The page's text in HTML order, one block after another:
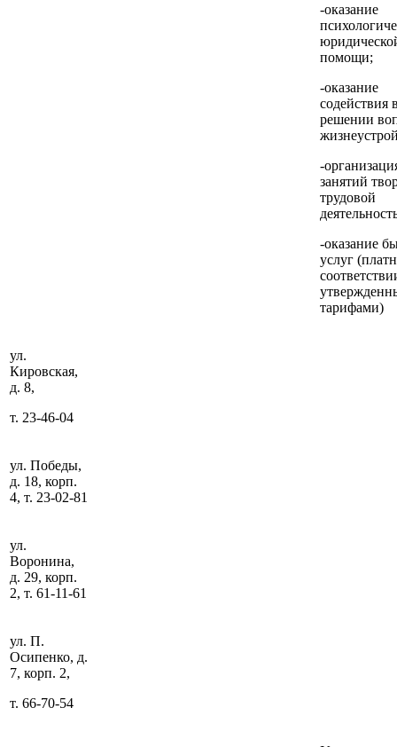
-оказание
помощи;
-оказание
содействия
решении
-
занятий
трудовой
-оказание
услуг
тарифами)
ул.
Кировская,
д. 8,
т. 23-46-04
ул. Победы,
д. 18, корп.
4, т. 23-02-81
ул.
Воронина,
д. 29, корп.
2, т. 61-11-61
ул. П.
Осипенко, д.
7, корп. 2,
т. 66-70-54